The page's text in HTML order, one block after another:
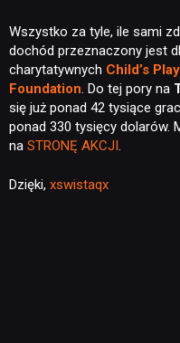
Wszystko za tyle, ile sami
dochód przeznaczony jest
charytatywnych Child’s Play
Foundation. Do tej pory na
się już ponad 42 tysiące
ponad 330 tysięcy dolarów.
na STRONĘ AKCJI.
Dzięki, xswistaqx